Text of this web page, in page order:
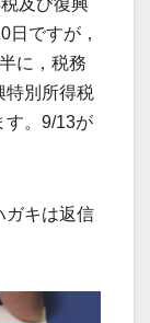
日ですが，
に，税務
特別所得税
す。9/13が
ガキは返信